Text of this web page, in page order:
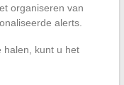
organiseren van
alerts.
halen, kunt u het